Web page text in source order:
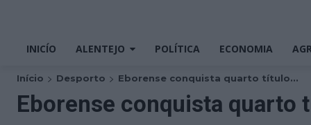
INICÍO ALENTEJO POLÍTICA ECONOMIA
Início Desporto Eborense conquista quarto título...
Eborense conquista quarto